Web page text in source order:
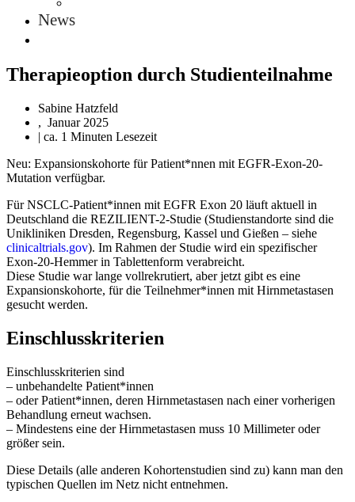
News
Therapieoption durch Studienteilnahme
Sabine Hatzfeld
, Januar 2025
| ca. 1 Minuten Lesezeit
Neu: Expansionskohorte für Patient*nnen mit EGFR-Exon-20-
Mutation verfügbar.
Für NSCLC-Patient*innen mit EGFR Exon 20 läuft aktuell in
Deutschland die REZILIENT-2-Studie (Studienstandorte sind die
Unikliniken Dresden, Regensburg, Kassel und Gießen – siehe
clinicaltrials.gov). Im Rahmen der Studie wird ein spezifischer
Exon-20-Hemmer in Tablettenform verabreicht.
Diese Studie war lange vollrekrutiert, aber jetzt gibt es eine
Expansionskohorte, für die Teilnehmer*innen mit Hirnmetastasen
gesucht werden.
Einschlusskriterien
Einschlusskriterien sind
– unbehandelte Patient*innen
– oder Patient*innen, deren Hirnmetastasen nach einer vorherigen
Behandlung erneut wachsen.
– Mindestens eine der Hirnmetastasen muss 10 Millimeter oder
größer sein.
Diese Details (alle anderen Kohortenstudien sind zu) kann man den
typischen Quellen im Netz nicht entnehmen.